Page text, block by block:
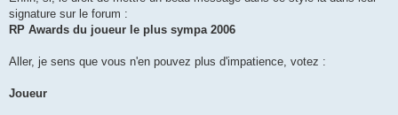
signature sur le forum :
RP Awards du joueur le plus sympa 2006
Aller, je sens que vous n'en pouvez plus d'impatience, votez :
Joueur